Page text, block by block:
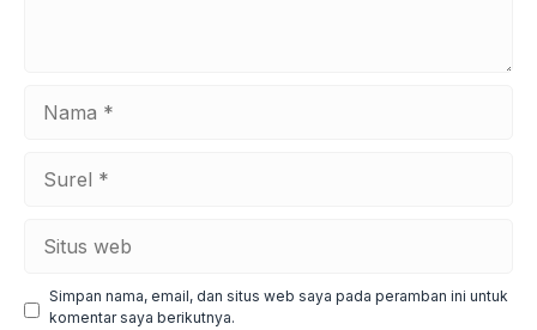
web
Simpan nama, email, dan situs web saya pada peramban ini untuk
komentar saya berikutnya.